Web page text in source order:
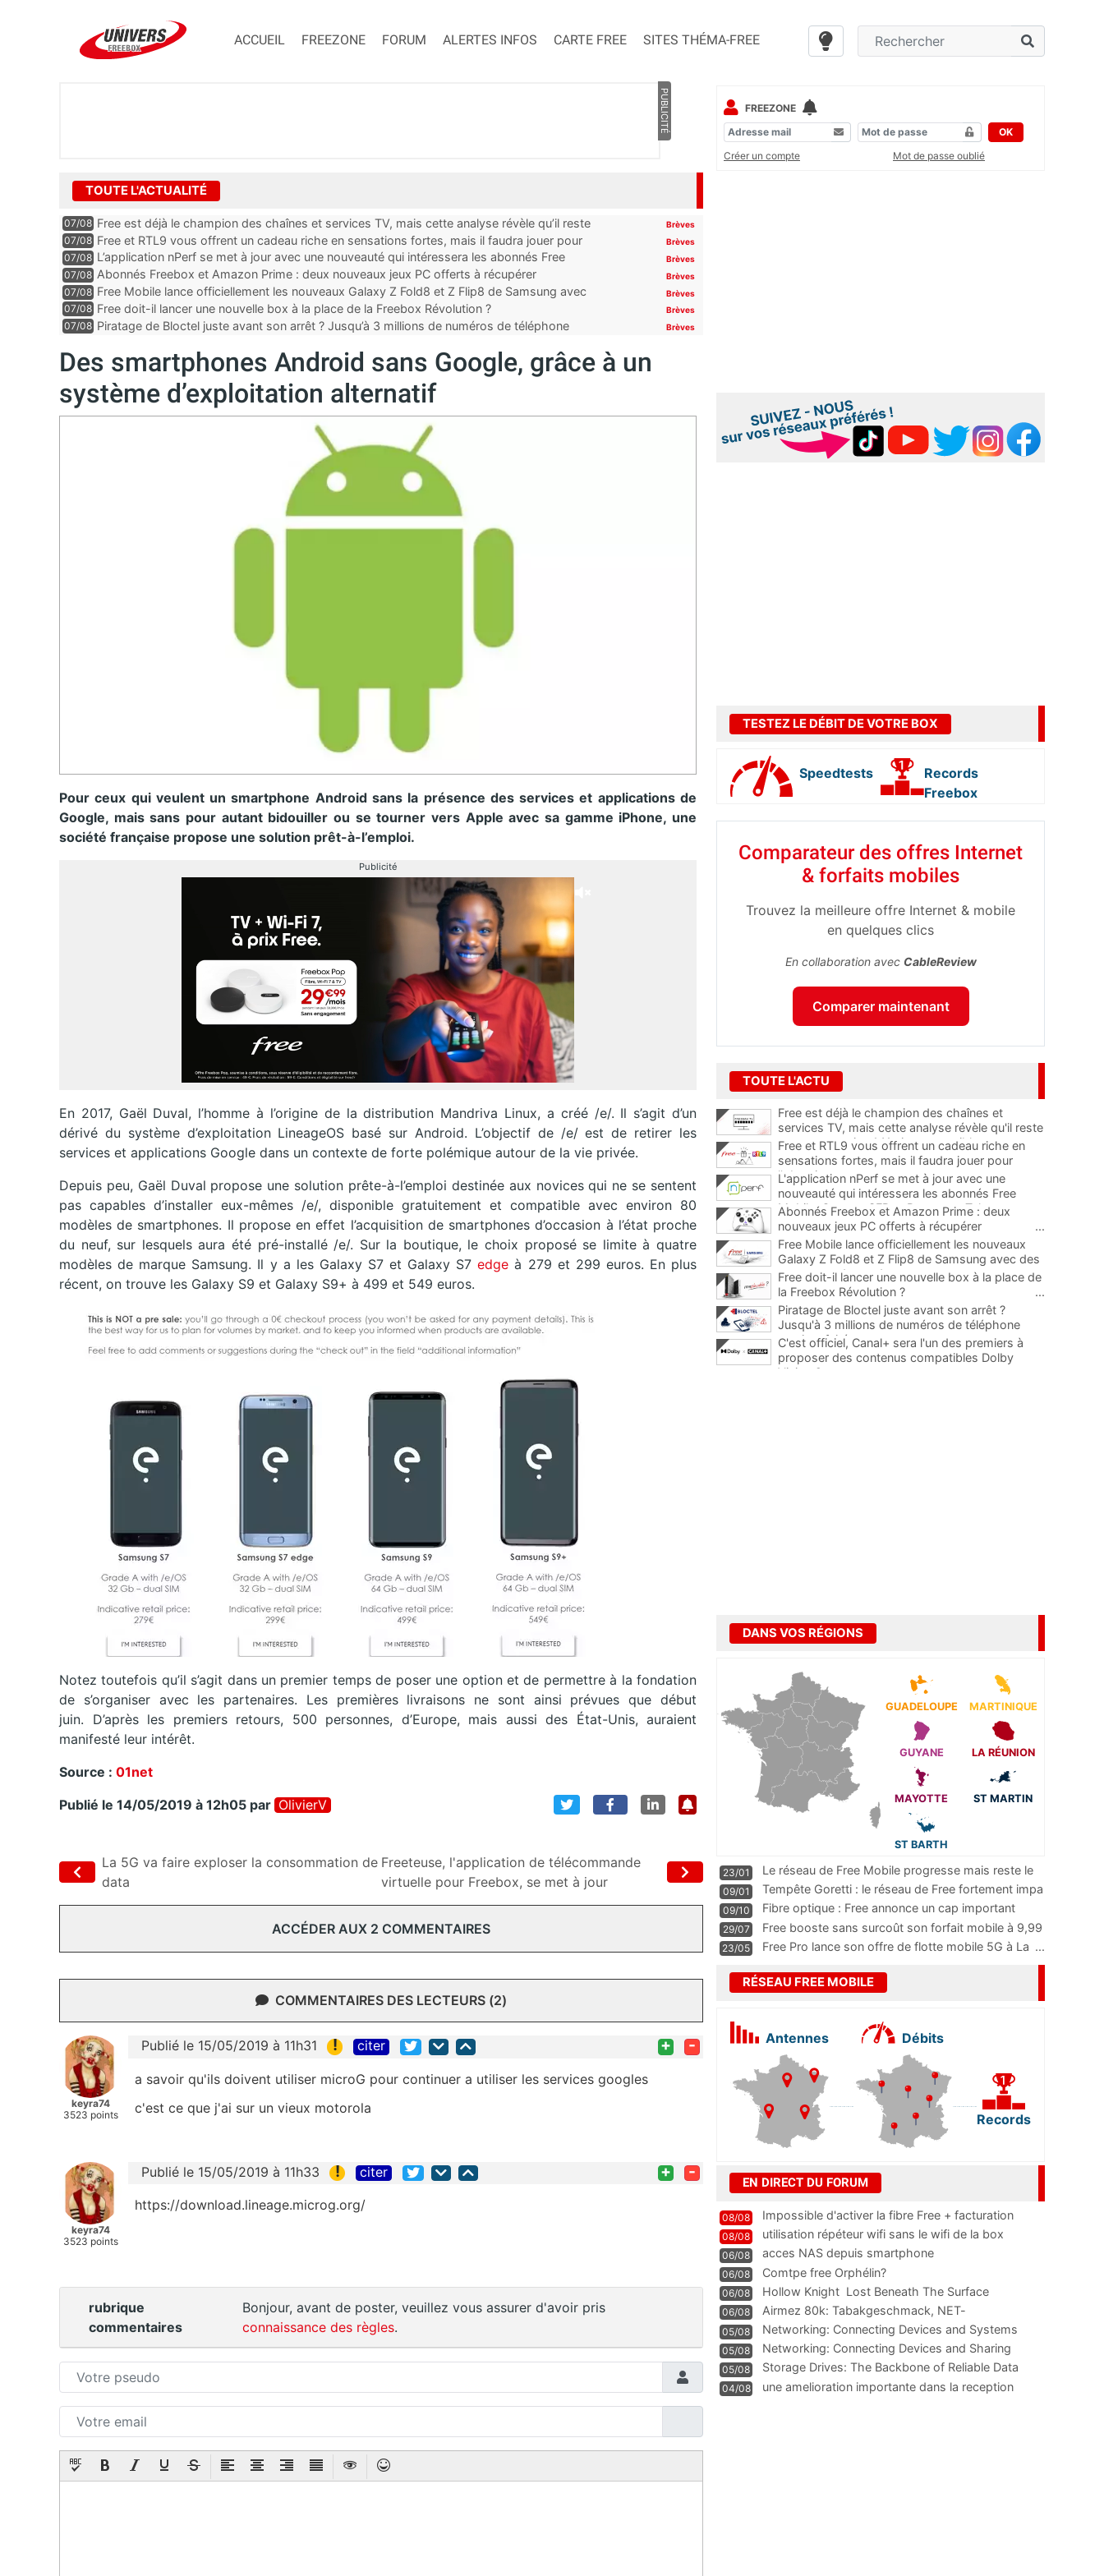
ACCUEIL FREEZONE FORUM ALERTES INFOS CARTE FREE SITES THÉMA-FREE
PUBLICITÉ
TOUTE L'ACTUALITÉ
07/08 Free est déjà le champion des chaînes et services TV, mais cette analyse révèle qu’il reste
encore au moin...
Brèves
07/08 Free et RTL9 vous offrent un cadeau riche en sensations fortes, mais il faudra jouer pour
l’obtenir
Brèves
07/08 L’application nPerf se met à jour avec une nouveauté qui intéressera les abonnés Free
Mobile, Orange, SFR ...
Brèves
07/08 Abonnés Freebox et Amazon Prime : deux nouveaux jeux PC offerts à récupérer Brèves
07/08 Free Mobile lance officiellement les nouveaux Galaxy Z Fold8 et Z Flip8 de Samsung avec
des promos et des cadeaux
Brèves
07/08 Free doit-il lancer une nouvelle box à la place de la Freebox Révolution ? Brèves
07/08 Piratage de Bloctel juste avant son arrêt ? Jusqu’à 3 millions de numéros de téléphone
Brèves
Des smartphones Android sans Google, grâce à un
système d’exploitation alternatif
Pour ceux qui veulent un smartphone Android sans la présence des services et applications de
Google, mais sans pour autant bidouiller ou se tourner vers Apple avec sa gamme iPhone, une
société française propose une solution prêt-à-l’emploi.
Publicité
En 2017, Gaël Duval, l’homme à l’origine de la distribution Mandriva Linux, a créé /e/. Il s’agit d’un
dérivé du système d’exploitation LineageOS basé sur Android. L’objectif de /e/ est de retirer les
services et applications Google dans un contexte de forte polémique autour de la vie privée.
Depuis peu, Gaël Duval propose une solution prête-à-l’emploi destinée aux novices qui ne se sentent
pas capables d’installer eux-mêmes /e/, disponible gratuitement et compatible avec environ 80
modèles de smartphones. Il propose en effet l’acquisition de smartphones d’occasion à l’état proche
du neuf, sur lesquels aura été pré-installé /e/. Sur la boutique, le choix proposé se limite à quatre
modèles de marque Samsung. Il y a les Galaxy S7 et Galaxy S7 edgeà 279 et 299 euros. En plus
récent, on trouve les Galaxy S9 et Galaxy S9+ à 499 et 549 euros.
Notez toutefois qu’il s’agit dans un premier temps de poser une option et de permettre à la fondation
de s’organiser avec les partenaires. Les premières livraisons ne sont ainsi prévues que début
juin. D’après les premiers retours, 500 personnes, d’Europe, mais aussi des État-Unis, auraient
manifesté leur intérêt.
Source : 01net
Publié le 14/05/2019 à 12h05 par OlivierV
La 5G va faire exploser la consommation de
data
Freeteuse, l'application de télécommande
virtuelle pour Freebox, se met à jour
ACCÉDER AUX 2 COMMENTAIRES
COMMENTAIRES DES LECTEURS (2)
keyra74
3523 points
Publié le 15/05/2019 à 11h31 ! citer + -
a savoir qu'ils doivent utiliser microG pour continuer a utiliser les services googles
c'est ce que j'ai sur un vieux motorola
keyra74
3523 points
Publié le 15/05/2019 à 11h33 ! citer + -
https://download.lineage.microg.org/
rubrique
commentaires
Bonjour, avant de poster, veuillez vous assurer d'avoir pris
connaissance des règles.
FREEZONE
OK
Créer un compte
Mot de passe oublié
TESTEZ LE DÉBIT DE VOTRE BOX
Speedtests
Records
Freebox
Comparateur des offres Internet
& forfaits mobiles
Trouvez la meilleure offre Internet & mobile
en quelques clics
En collaboration avec CableReview
Comparer maintenant
TOUTE L'ACTU
Free est déjà le champion des chaînes et
services TV, mais cette analyse révèle qu'il reste
encore au moins 141 ajouts possibles
Free et RTL9 vous offrent un cadeau riche en
sensations fortes, mais il faudra jouer pour
l'obtenir
L'application nPerf se met à jour avec une
nouveauté qui intéressera les abonnés Free
Mobile, Orange, SFR et Bouygues Telecom
Abonnés Freebox et Amazon Prime : deux
nouveaux jeux PC offerts à récupérer
...
Free Mobile lance officiellement les nouveaux
Galaxy Z Fold8 et Z Flip8 de Samsung avec des
promos et des cadeaux
...
Free doit-il lancer une nouvelle box à la place de
la Freebox Révolution ?
...
Piratage de Bloctel juste avant son arrêt ?
Jusqu'à 3 millions de numéros de téléphone
auraient fuité
C'est officiel, Canal+ sera l'un des premiers à
proposer des contenus compatibles Dolby
Vision 2
DANS VOS RÉGIONS
GUADELOUPE MARTINIQUE
GUYANE LA RÉUNION
MAYOTTE ST MARTIN
ST BARTH
23/01
Le réseau de Free Mobile progresse mais reste le
m
...
09/01
Tempête Goretti : le réseau de Free fortement impa
09/10
Fibre optique : Free annonce un cap important
pass
...
29/07
Free booste sans surcoût son forfait mobile à 9,99
23/05 Free Pro lance son offre de flotte mobile 5G à La ...
RÉSEAU FREE MOBILE
Antennes Débits
Records
EN DIRECT DU FORUM
08/08
Impossible d'activer la fibre Free + facturation
résiliation
08/08 utilisation répéteur wifi sans le wifi de la box
06/08 acces NAS depuis smartphone
06/08 Comtpe free Orphélin?
06/08 Hollow Knight  Lost Beneath The Surface
06/08
Airmez 80k: Tabakgeschmack, NET-
Technologie und Leistung im
05/08 Networking: Connecting Devices and Systems
05/08
Networking: Connecting Devices and Sharing
Information
05/08
Storage Drives: The Backbone of Reliable Data
Management
04/08
une amelioration importante dans la reception